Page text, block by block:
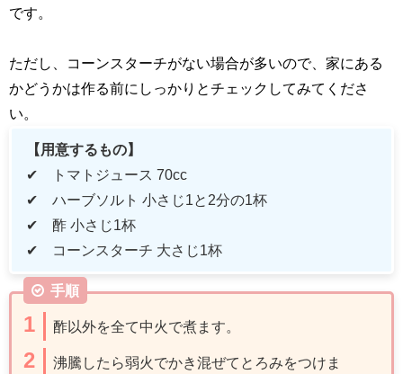
です。
ただし、コーンスターチがない場合が多いので、家にある
かどうかは作る前にしっかりとチェックしてみてくださ
い。
【用意するもの】
✔ トマトジュース 70cc
✔ ハーブソルト 小さじ1と 2分の1杯
✔ 酢 小さじ1杯
✔ コーンスターチ 大さじ1杯
手順
酢以外を全て中火で煮ます。
沸騰したら弱火でかき混ぜてとろみをつけま